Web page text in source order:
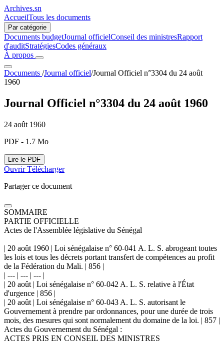
Archives.sn
AccueilTous les documents
Par catégorie
Documents budgetJournal officielConseil des ministresRapport
d'auditStratégiesCodes généraux
À propos
Documents /Journal officiel/Journal Officiel n°3304 du 24 août
1960
Journal Officiel n°3304 du 24 août 1960
24 août 1960
PDF - 1.7 Mo
Lire le PDF
OuvrirTélécharger
Partager ce document
SOMMAIRE
PARTIE OFFICIELLE
Actes de l'Assemblée législative du Sénégal
| 20 août 1960 | Loi sénégalaise n° 60-041 A. L. S. abrogeant toutes
les lois et tous les décrets portant transfert de compétences au profit
de la Fédération du Mali. | 856 |
| --- | --- | --- |
| 20 août | Loi sénégalaise n° 60-042 A. L. S. relative à l'État
d'urgence | 856 |
| 20 août | Loi sénégalaise n° 60-043 A. L. S. autorisant le
Gouvernement à prendre par ordonnances, pour une durée de trois
mois, des mesures qui sont normalement du domaine de la loi. | 857 |
Actes du Gouvernement du Sénégal :
ACTES PRIS EN CONSEIL DES MINISTRES